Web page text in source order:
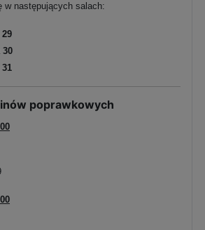
w następujących salach:
29
30
31
poprawkowych